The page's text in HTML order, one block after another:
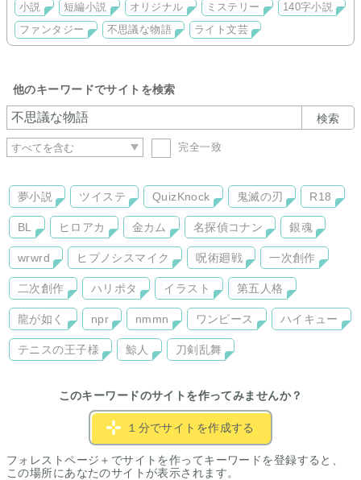
うに書いていこうと思ってます。お立ちより頂けたら嬉しいで
す。
小説 短編小説 オリジナル ミステリー
140字小説
ファンタジー
不思議な物語 ライト文芸
他のキーワードでサイトを検索
検索
完全一致
夢小説 ツイステ QuizKnock 鬼滅の刃 R18
BL ヒロアカ 金カム 名探偵コナン 銀魂
wrwrd ヒプノシスマイク 呪術廻戦 一次創作
二次創作 ハリポタ イラスト 第五人格
龍が如く npr nmmn ワンピース ハイキュー
テニスの王子様 鯨人 刀剣乱舞
このキーワードのサイトを作ってみませんか？
１分でサイトを作成する
フォレストページ＋でサイトを作ってキーワードを登録すると、
この場所にあなたのサイトが表示されます。